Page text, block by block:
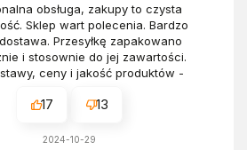
obsługa, zakupy to czysta
Sklep wart polecenia. Bardzo
Przesyłkę zapakowano
i stosownie do jej zawartości.
ceny i jakość produktów -
17 13
2024-10-29